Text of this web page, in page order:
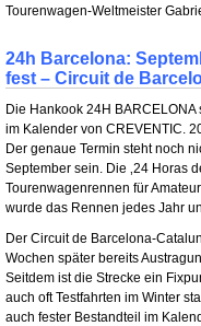
Tourenwagen-Weltmeister
24h Barcelona:
fest – Circuit de
Die Hankook 24H
im Kalender von CREVENTIC.
Der genaue Termin steht noch
September sein. Die ‚24 Horas
Tourenwagenrennen für
wurde das Rennen jedes Jahr
Der Circuit de Barcelona-
Wochen später bereits
Seitdem ist die Strecke ein
auch oft Testfahrten im Winter
auch fester Bestandteil im